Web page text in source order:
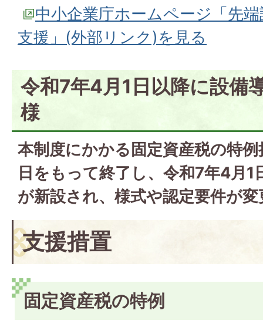
中小企業庁ホームページ「先
支援」(外部リンク)を見る
令和7年4月1日以降に設備
様
本制度にかかる固定資産税の特
日をもって終了し、令和7年4月1
が新設され、様式や認定要件が
支援措置
固定資産税の特例